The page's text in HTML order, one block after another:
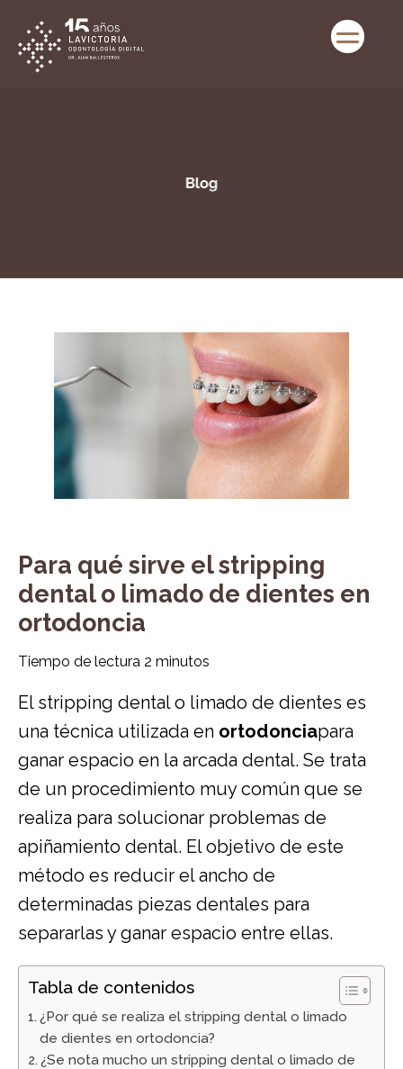
Para qué sirve el stripping
dental o limado de dientes en
ortodoncia
Tiempo de lectura 2 minutos
El stripping dental o limado de dientes es
una técnica utilizada en ortodonciapara
ganar espacio en la arcada dental. Se trata
de un procedimiento muy común que se
realiza para solucionar problemas de
apiñamiento dental. El objetivo de este
método es reducir el ancho de
determinadas piezas dentales para
separarlas y ganar espacio entre ellas.
Tabla de contenidos
¿Por qué se realiza el stripping dental o limado
de dientes en ortodoncia?
¿Se nota mucho un stripping dental o limado de